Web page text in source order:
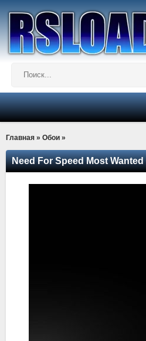
Главная » Обои »
Need For Speed Most Wanted